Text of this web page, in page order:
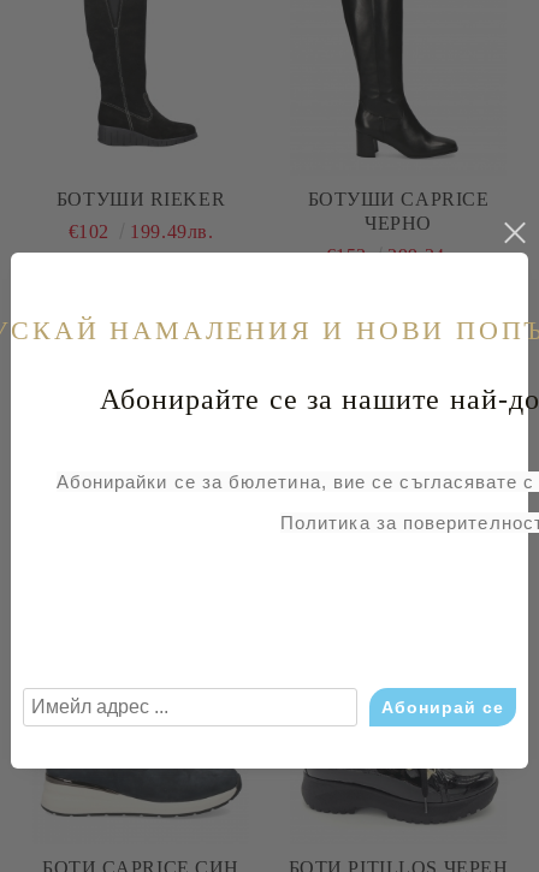
БОТУШИ RIEKER
€102
199.49лв.
БОТУШИ CAPRICE
ЧЕРНО
€153
299.24лв.
БОТИ JANA СИВ
БОТИ CAPRICE СИН БОТИ PITILLOS ЧЕРЕН
НАМАЛЕНИЯ И НОВИ
Абонирайте се за нашите най-
Абонирайки се за бюлетина, вие се съгласявате
Политика за